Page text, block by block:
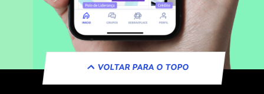
VOLTAR PARA O TOPO